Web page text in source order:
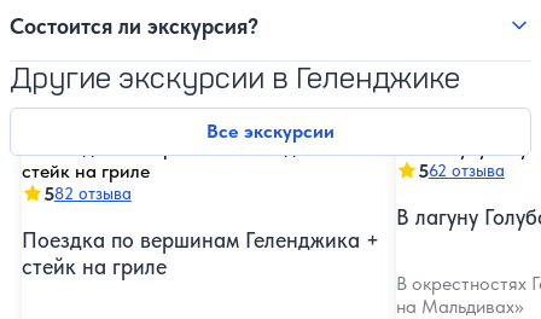
Состоится ли экскурсия?
Другие экскурсии в Геленджике
Все экскурсии
582 отзыва
Поездка по вершинам Геленджика +
стейк на гриле
562 отзыва
В лагуну
В окрестностях
на Мальдивах»